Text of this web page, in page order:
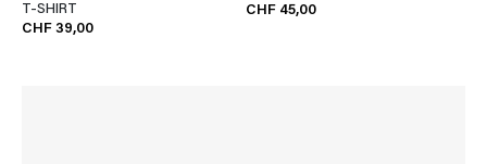
T-SHIRT
CHF 39,00
CHF 45,00